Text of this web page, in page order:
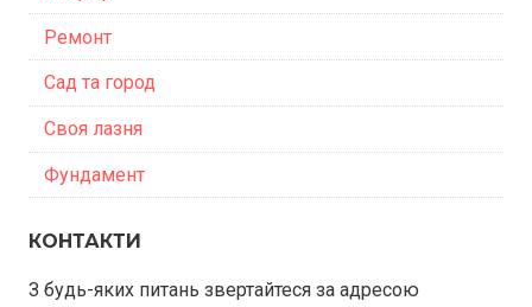
Ремонт
Сад та город
Своя лазня
Фундамент
КОНТАКТИ
З будь-яких питань звертайтеся за адресою